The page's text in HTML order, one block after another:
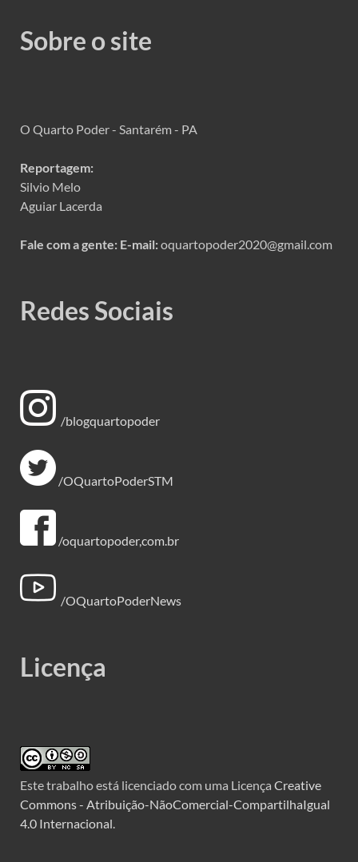
Sobre o site
O Quarto Poder - Santarém - PA
Reportagem:
Silvio Melo
Aguiar Lacerda
Fale com a gente: E-mail:oquartopoder2020@gmail.com
Redes Sociais
/blogquartopoder
/OQuartoPoderSTM
/oquartopoder,com.br
/OQuartoPoderNews
Licença
Este trabalho está licenciado com uma Licença Creative
Commons - Atribuição-NãoComercial-CompartilhaIgual
4.0 Internacional